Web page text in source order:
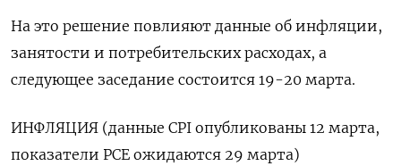
На это решение повлияют данные об инфляции,
занятости и потребительских расходах, а
следующее заседание состоится 19-20 марта.
ИНФЛЯЦИЯ (данные CPI опубликованы 12 марта,
показатели PCE ожидаются 29 марта)